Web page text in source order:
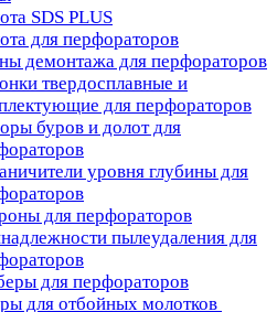
SDS PLUS
для перфораторов
демонтажа для перфораторов
твердосплавные и
для перфораторов
буров и долот для
уровня глубины для
для перфораторов
пылеудаления для
для перфораторов
для отбойных молотков